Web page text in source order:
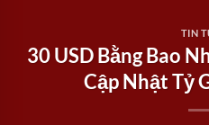
TIN
30 USD Bằng Bao
Cập Nhật Tỷ